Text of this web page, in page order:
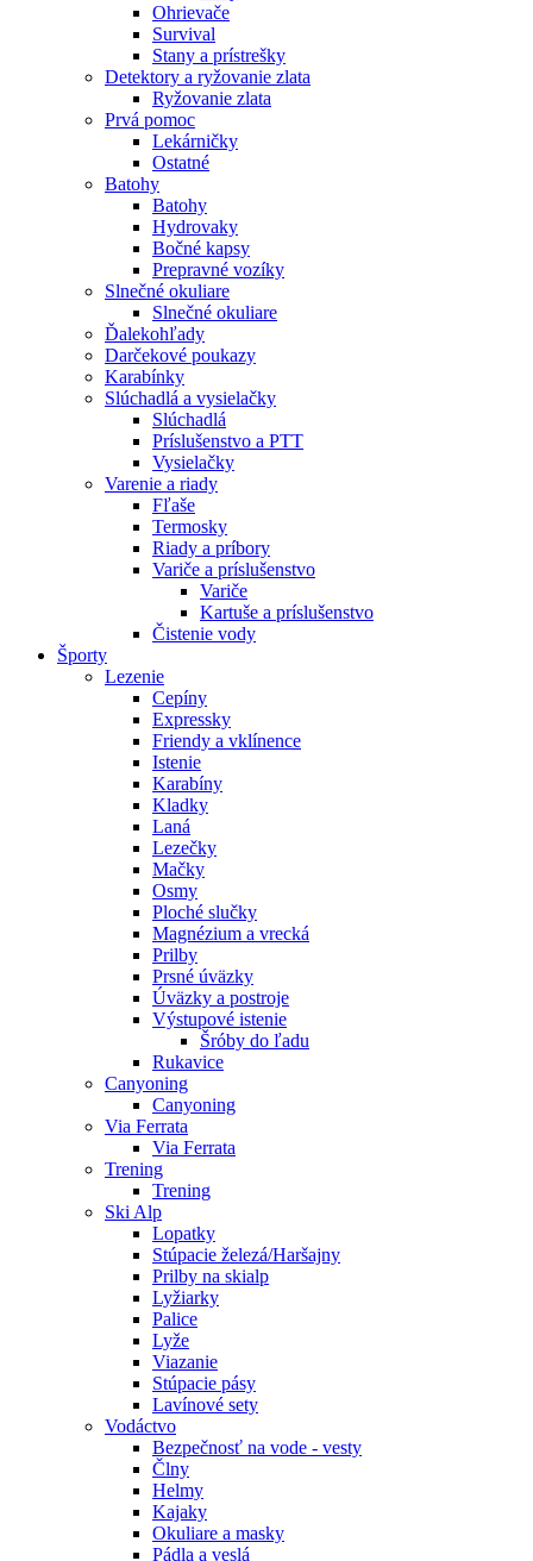
Ohrievače
Survival
Stany a prístrešky
Detektory a ryžovanie zlata
Ryžovanie zlata
Prvá pomoc
Lekárničky
Ostatné
Batohy
Batohy
Hydrovaky
Bočné kapsy
Prepravné vozíky
Slnečné okuliare
Slnečné okuliare
Ďalekohľady
Darčekové poukazy
Karabínky
Slúchadlá a vysielačky
Slúchadlá
Príslušenstvo a PTT
Vysielačky
Varenie a riady
Fľaše
Termosky
Riady a príbory
Variče a príslušenstvo
Variče
Kartuše a príslušenstvo
Čistenie vody
Športy
Lezenie
Cepíny
Expressky
Friendy a vklínence
Istenie
Karabíny
Kladky
Laná
Lezečky
Mačky
Osmy
Ploché slučky
Magnézium a vrecká
Prilby
Prsné úväzky
Úväzky a postroje
Výstupové istenie
Šróby do ľadu
Rukavice
Canyoning
Canyoning
Via Ferrata
Via Ferrata
Trening
Trening
Ski Alp
Lopatky
Stúpacie železá/Haršajny
Prilby na skialp
Lyžiarky
Palice
Lyže
Viazanie
Stúpacie pásy
Lavínové sety
Vodáctvo
Bezpečnosť na vode - vesty
Člny
Helmy
Kajaky
Okuliare a masky
Pádla a veslá